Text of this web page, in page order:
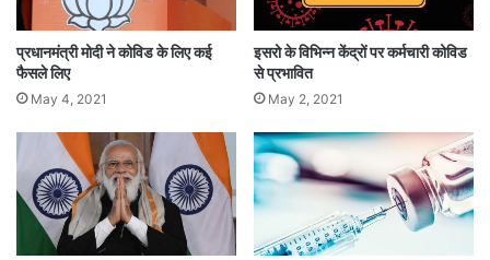
प्रधानमंत्री मोदी ने कोविड के लिए कई
फैसले लिए
May 4, 2021
इसरो के विभिन्न केंद्रों पर कर्मचारी कोविड
से प्रभावित
May 2, 2021